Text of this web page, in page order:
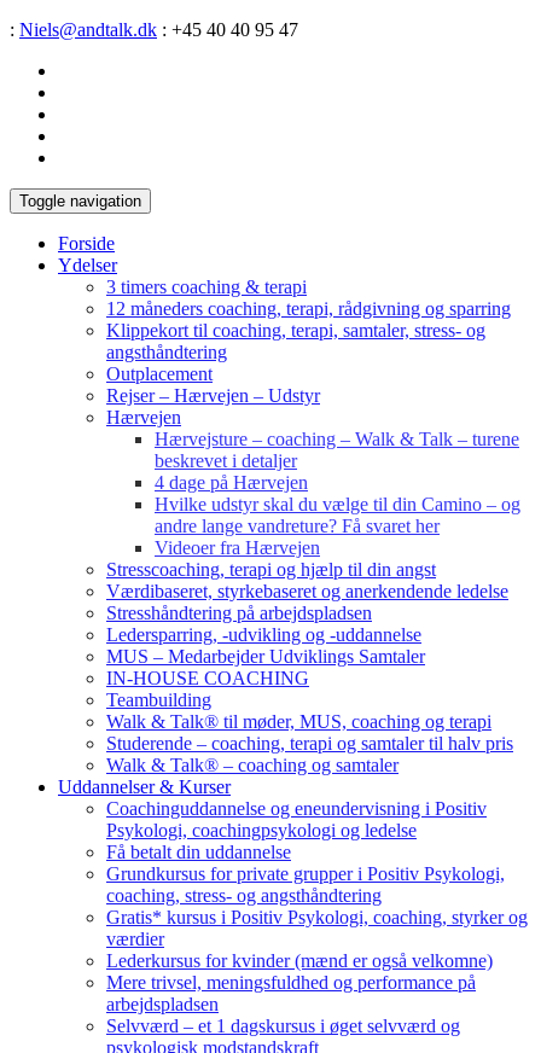
: Niels@andtalk.dk : +45 40 40 95 47
Toggle navigation
Forside
Ydelser
3 timers coaching & terapi
12 måneders coaching, terapi, rådgivning og sparring
Klippekort til coaching, terapi, samtaler, stress- og
angsthåndtering
Outplacement
Rejser – Hærvejen – Udstyr
Hærvejen
Hærvejsture – coaching – Walk & Talk – turene
beskrevet i detaljer
4 dage på Hærvejen
Hvilke udstyr skal du vælge til din Camino – og
andre lange vandreture? Få svaret her
Videoer fra Hærvejen
Stresscoaching, terapi og hjælp til din angst
Værdibaseret, styrkebaseret og anerkendende ledelse
Stresshåndtering på arbejdspladsen
Ledersparring, -udvikling og -uddannelse
MUS – Medarbejder Udviklings Samtaler
IN-HOUSE COACHING
Teambuilding
Walk & Talk® til møder, MUS, coaching og terapi
Studerende – coaching, terapi og samtaler til halv pris
Walk & Talk® – coaching og samtaler
Uddannelser & Kurser
Coachinguddannelse og eneundervisning i Positiv
Psykologi, coachingpsykologi og ledelse
Få betalt din uddannelse
Grundkursus for private grupper i Positiv Psykologi,
coaching, stress- og angsthåndtering
Gratis* kursus i Positiv Psykologi, coaching, styrker og
værdier
Lederkursus for kvinder (mænd er også velkomne)
Mere trivsel, meningsfuldhed og performance på
arbejdspladsen
Selvværd – et 1 dagskursus i øget selvværd og
psykologisk modstandskraft